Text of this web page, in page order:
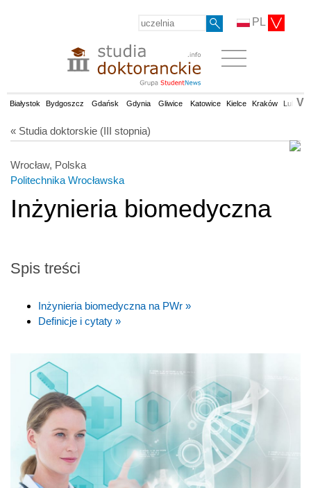
PL
Białystok Bydgoszcz Gdańsk Gdynia Gliwice Katowice Kielce Kraków Lublin
V
« Studia doktorskie (III stopnia)
Wrocław, Polska
Politechnika Wrocławska
Inżynieria biomedyczna
Spis treści
Inżynieria biomedyczna na PWr »
Definicje i cytaty »